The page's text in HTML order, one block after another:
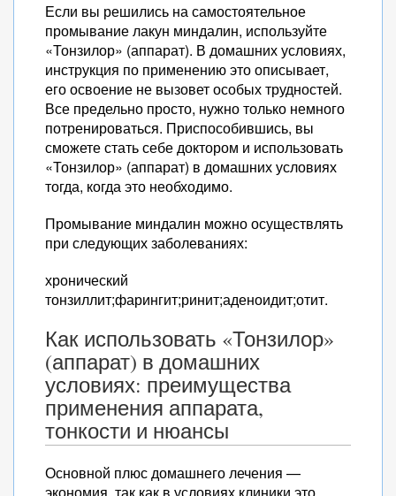
Если вы решились на самостоятельное
промывание лакун миндалин, используйте
«Тонзилор» (аппарат). В домашних условиях,
инструкция по применению это описывает,
его освоение не вызовет особых трудностей.
Все предельно просто, нужно только немного
потренироваться. Приспособившись, вы
сможете стать себе доктором и использовать
«Тонзилор» (аппарат) в домашних условиях
тогда, когда это необходимо.
Промывание миндалин можно осуществлять
при следующих заболеваниях:
хронический
тонзиллит;фарингит;ринит;аденоидит;отит.
Как использовать «Тонзилор»
(аппарат) в домашних
условиях: преимущества
применения аппарата,
тонкости и нюансы
Основной плюс домашнего лечения —